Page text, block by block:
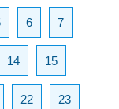
6 7
14 15
22 23